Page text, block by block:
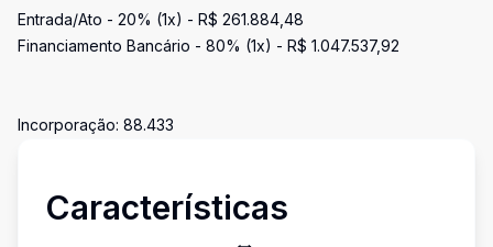
Entrada/Ato - 20% (1x) - R$ 261.884,48
Financiamento Bancário - 80% (1x) - R$ 1.047.537,92
Incorporação: 88.433
Características